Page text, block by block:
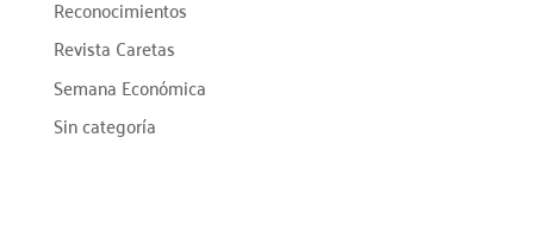
Reconocimientos
Revista Caretas
Semana Económica
Sin categoría